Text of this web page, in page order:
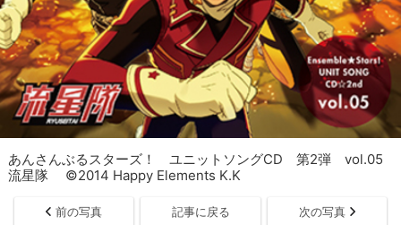
あんさんぶるスターズ！ ユニットソングCD 第2弾 vol.05
流星隊 ©2014 Happy Elements K.K
前の写真 記事に戻る 次の写真